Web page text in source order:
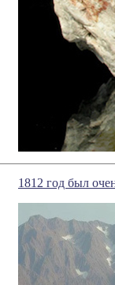
1812 год был